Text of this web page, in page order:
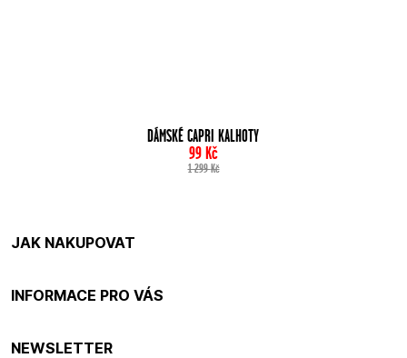
DÁMSKÉ CAPRI KALHOTY
99Kč
1 299Kč
JAK NAKUPOVAT
INFORMACE PRO VÁS
NEWSLETTER